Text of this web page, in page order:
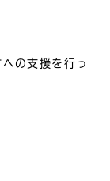
の支援を行っ